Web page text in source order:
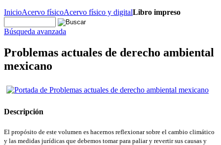
InicioAcervo físicoAcervo físico y digitalLibro impreso
Búsqueda avanzada
Problemas actuales de derecho ambiental
mexicano
Descripción
El propósito de este volumen es hacernos reflexionar sobre el cambio climático
y las medidas jurídicas que debemos tomar para paliar y revertir sus causas y